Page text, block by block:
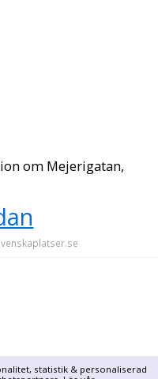
statistik & personaliserad
om Mejerigatan,